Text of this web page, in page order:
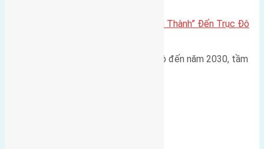
Đông Anh 2026: Từ “Huyện Ngoại Thành” Đến Trục Đô
Trong bối cảnh Quy hoạch Thủ đô đến năm 2030, tầm